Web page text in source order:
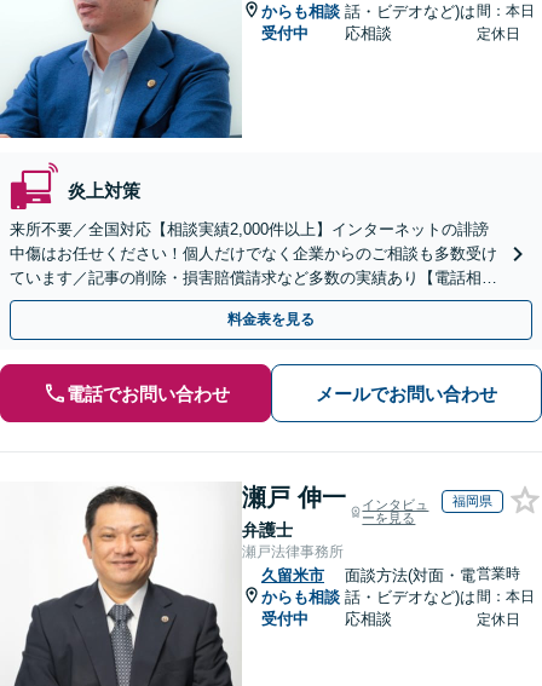
からも相談
受付中
話・ビデオなど)は
応相談
間：本日
定休日
炎上対策
来所不要／全国対応【相談実績2,000件以上】インターネットの誹謗
中傷はお任せください！個人だけでなく企業からのご相談も多数受け
ています／記事の削除・損害賠償請求など多数の実績あり【電話相談
可】【初回相談無料】【夜間休日面談可】
料金表を見る
電話でお問い合わせ メールでお問い合わせ
瀬戸 伸一
弁護士
インタビュ
ーを見る
福岡県
瀬戸法律事務所
久留米市
からも相談
受付中
面談方法(対面・電
話・ビデオなど)は
応相談
営業時
間：本日
定休日